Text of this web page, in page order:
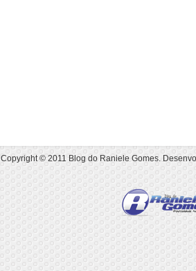
Copyright © 2011Blog do Raniele Gomes.